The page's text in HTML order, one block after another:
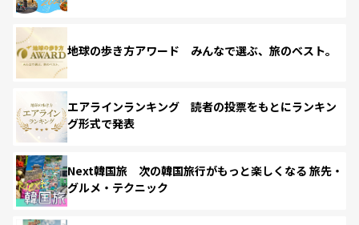
地球の歩き方アワード みんなで選ぶ、旅のベスト。
エアラインランキング 読者の投票をもとにランキン
グ形式で発表
Next韓国旅 次の韓国旅行がもっと楽しくなる 旅先・
グルメ・テクニック